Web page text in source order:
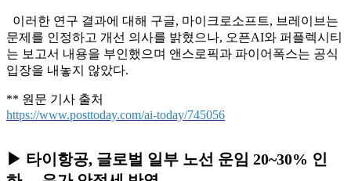
이러한 연구 결과에 대해 구글, 마이크로소프트, 브레이브는
문제를 인정하고 개선 의사를 밝혔으나, 오픈AI와 퍼플렉시티
는 보고서 내용을 부인했으며 앤스로픽과 파이어폭스는 공식
입장을 내놓지 않았다.
** 원문 기사 출처
https://www.posttoday.com/ai-today/745056
▶ 타이항공, 글로벌 일부 노선 운임 20~30% 인